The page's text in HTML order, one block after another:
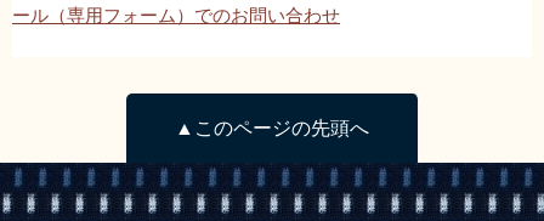
ール（専用フォーム）でのお問い合わせ
▲このページの先頭へ